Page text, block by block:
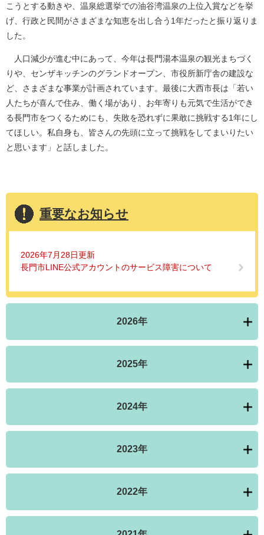
こうとする動きや、温泉総選挙での油谷湾温泉の上位入賞などを挙
げ、行政と民間がさまざまな知恵を出し合う1年だったと振り返りま
した。
人口減少が進む中にあって、今年は長門湯本温泉の観光まちづく
りや、センザキッチンのグランドオープン、市役所新庁舎の建設な
ど、さまざまな事業が計画されています。最後に大西市長は「若い
人たちが喜んで住み、働く場があり、お年寄りも元気で生活ができ
る長門市をつくるためにも、失敗を恐れずに果敢に挑戦する1年にし
てほしい。私自身も、皆さんの先頭に立って挑戦をしてまいりたい
と思います」と話しました。
重要なお知らせ
2026年7月28日更新
長門市LINE公式アカウントのサービス障害について
2026年
2025年
2024年
2023年
2022年